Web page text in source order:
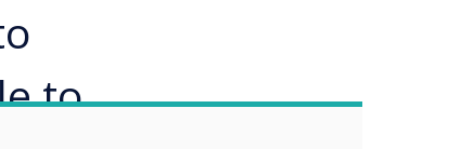
to